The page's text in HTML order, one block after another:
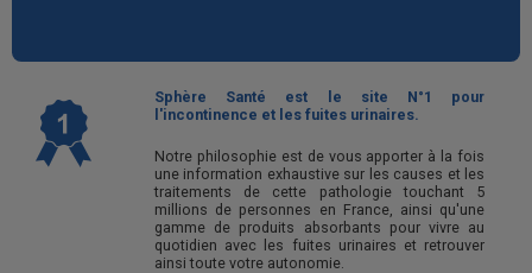
Sphère Santé est le site N°1 pour
l'incontinence et les fuites urinaires.
Notre philosophie est de vous apporter à la fois
une information exhaustive sur les causes et les
traitements de cette pathologie touchant 5
millions de personnes en France, ainsi qu'une
gamme de produits absorbants pour vivre au
quotidien avec les fuites urinaires et retrouver
ainsi toute votre autonomie.